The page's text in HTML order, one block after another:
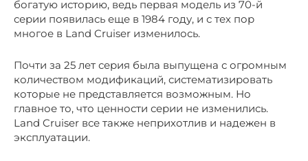
богатую историю, ведь первая модель из 70-й
серии появилась еще в 1984 году, и с тех пор
многое в Land Cruiser изменилось.
Почти за 25 лет серия была выпущена с огромным
количеством модификаций, систематизировать
которые не представляется возможным. Но
главное то, что ценности серии не изменились.
Land Cruiser все также неприхотлив и надежен в
эксплуатации.